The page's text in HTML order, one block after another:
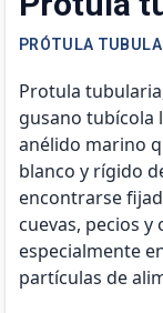
PRÓTULA
Protula
gusano tubícola
anélido marino
blanco y rígido
encontrarse
cuevas, pecios
especialmente
partículas de